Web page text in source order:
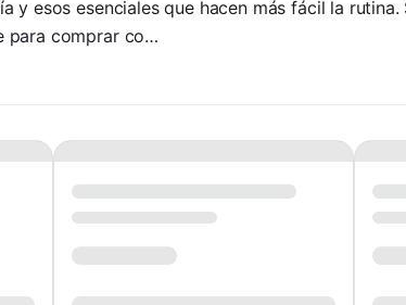
y esos esenciales que hacen más fácil la
para comprar co…